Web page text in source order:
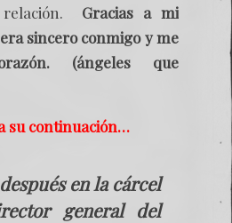
Gracias a mi
sincero conmigo y me
(ángeles que
su continuación…
en la cárcel
general del